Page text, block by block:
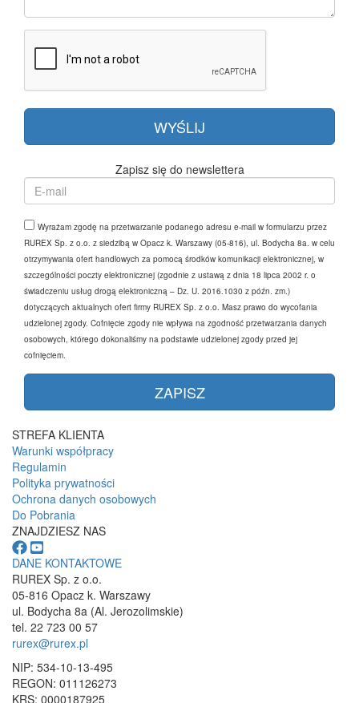
Zapisz się do newslettera
Wyrażam zgodę na przetwarzanie podanego adresu e-mail w formularzu przez
RUREX Sp. z o.o. z siedzibą w Opacz k. Warszawy (05-816), ul. Bodycha 8a. w celu
otrzymywania ofert handlowych za pomocą środków komunikacji elektronicznej, w
szczególności poczty elektronicznej (zgodnie z ustawą z dnia 18 lipca 2002 r. o
świadczeniu usług drogą elektroniczną – Dz. U. 2016.1030 z późn. zm.)
dotyczących aktualnych ofert firmy RUREX Sp. z o.o. Masz prawo do wycofania
udzielonej zgody. Cofnięcie zgody nie wpływa na zgodność przetwarzania danych
osobowych, którego dokonaliśmy na podstawie udzielonej zgody przed jej
cofnięciem.
STREFA KLIENTA
Warunki współpracy
Regulamin
Polityka prywatności
Ochrona danych osobowych
Do Pobrania
ZNAJDZIESZ NAS
DANE KONTAKTOWE
RUREX Sp. z o.o.
05-816 Opacz k. Warszawy
ul. Bodycha 8a (Al. Jerozolimskie)
tel. 22 723 00 57
rurex@rurex.pl
NIP: 534-10-13-495
REGON: 011126273
KRS: 0000187925